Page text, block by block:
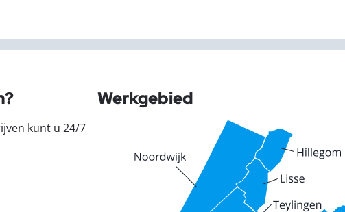
kunt u 24/7
Werkgebied